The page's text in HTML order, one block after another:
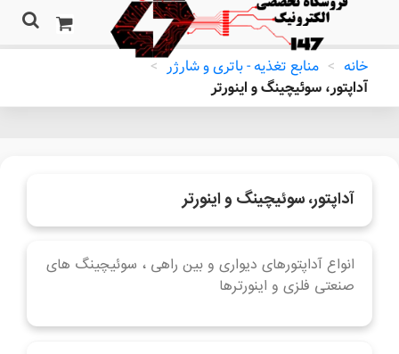
خانه > منابع تغذیه - باتری و شارژر >
آداپتور، سوئیچینگ و اینورتر
آداپتور، سوئیچینگ و اینورتر
انواع آداپتورهای دیواری و بین راهی ، سوئیچینگ های
صنعتی فلزی و اینورترها